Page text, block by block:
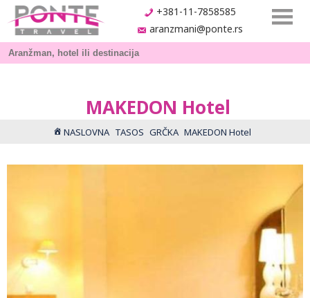
+381-11-7858585
aranzmani@ponte.rs
MAKEDON Hotel
NASLOVNA TASOS GRČKA MAKEDON Hotel